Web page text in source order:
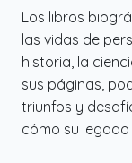
Los libros
las vidas de
historia, la
sus páginas,
triunfos y
cómo su